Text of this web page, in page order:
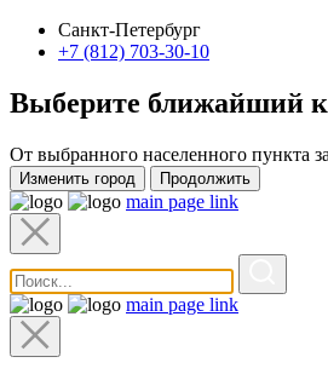
Санкт-Петербург
+7 (812) 703-30-10
Выберите ближайший
От выбранного населенного пункта
Изменить город Продолжить
main page link
main page link